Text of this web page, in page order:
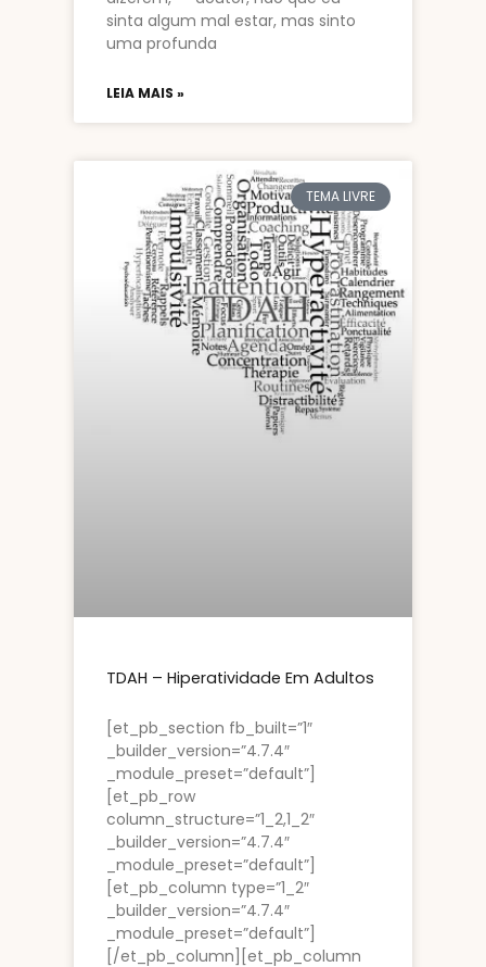
sinta algum mal estar, mas sinto
uma profunda
LEIA MAIS »
TEMA LIVRE
TDAH – Hiperatividade Em Adultos
[et_pb_section fb_built=”1″
_builder_version=”4.7.4″
_module_preset=”default”]
[et_pb_row
column_structure=”1_2,1_2″
_builder_version=”4.7.4″
_module_preset=”default”]
[et_pb_column type=”1_2″
_builder_version=”4.7.4″
_module_preset=”default”]
[/et_pb_column][et_pb_column